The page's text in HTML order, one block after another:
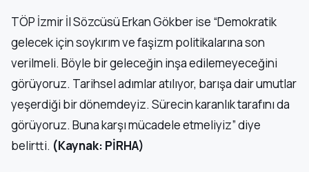
TÖP İzmir İl Sözcüsü Erkan Gökber ise “Demokratik
gelecek için soykırım ve faşizm politikalarına son
verilmeli. Böyle bir geleceğin inşa edilemeyeceğini
görüyoruz. Tarihsel adımlar atılıyor, barışa dair umutlar
yeşerdiği bir dönemdeyiz. Sürecin karanlık tarafını da
görüyoruz. Buna karşı mücadele etmeliyiz” diye
belirtti. (Kaynak: PİRHA)